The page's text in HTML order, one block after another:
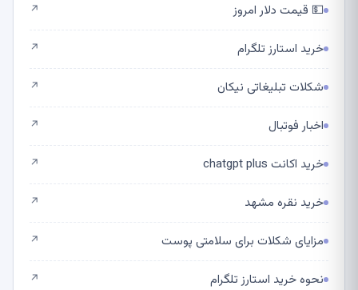
💵 قیمت دلار امروز ↗
خرید استارز تلگرام ↗
شکلات تبلیغاتی نیکان ↗
اخبار فوتبال ↗
خرید اکانت chatgpt plus ↗
خرید نقره مشهد ↗
مزایای شکلات برای سلامتی پوست ↗
نحوه خرید استارز تلگرام ↗